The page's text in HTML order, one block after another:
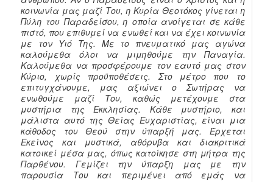
κοινωνία μας μαζί Του, η Κυρία Θεοτόκος γίνεται η
Πύλη του Παραδείσου, η οποία ανοίγεται σε κάθε
πιστό, που επιθυμεί να ενωθεί και να έχει κοινωνία
με τον Υιό Της. Με το πνευματικό μας αγώνα
καλούμεθα όλοι να μιμηθούμε την Παναγία.
Καλούμεθα να προσφέρουμε τον εαυτό μας στον
Κύριο, χωρίς προϋποθέσεις. Στο μέτρο που το
επιτυγχάνουμε, μας αξιώνει ο Σωτήρας να
ενωθούμε μαζί Του, καθώς μετέχουμε στα
μυστήρια της Εκκλησίας. Κάθε μυστήριο, και
μάλιστα αυτό της Θείας Ευχαριστίας, είναι μια
κάθοδος του Θεού στην ύπαρξή μας. Έρχεται
Εκείνος και μυστικά, αθόρυβα και διακριτικά
κατοικεί μέσα μας, όπως κατοίκησε στη μήτρα της
Παρθένου. Γεμίζει την ύπαρξη μας με την
παρουσία Του και περιμένει από εμάς να